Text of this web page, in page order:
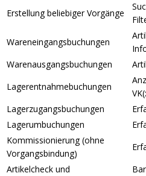
Erstellung beliebiger Vorgänge
Wareneingangsbuchungen
Warenausgangsbuchungen
Lagerentnahmebuchungen
Lagerzugangsbuchungen
Lagerumbuchungen
Kommissionierung (ohne
Vorgangsbindung)
Artikelcheck und